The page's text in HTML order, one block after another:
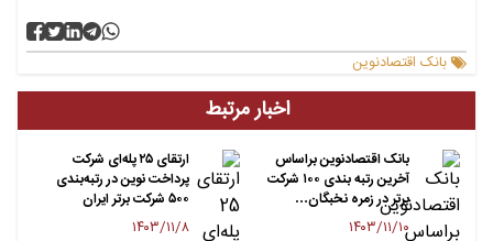
بانک اقتصادنوین
اخبار مرتبط
بانک اقتصادنوین براساس
آخرین رتبه بندی ۱۰۰ شرکت
برتر در زمره نخبگان…
۱۴۰۳/۱۱/۱۰
ارتقای ۲۵ پله‌ای شرکت
پرداخت نوین در رتبه‌بندی
۵۰۰ شرکت برتر ایران
۱۴۰۳/۱۱/۸